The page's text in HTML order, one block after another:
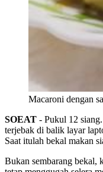
Macaroni dengan
SOEAT - Pukul 12
terjebak di balik layar
Saat itulah bekal makan
Bukan sembarang bekal,